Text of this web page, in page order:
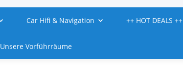
Car Hifi & Navigation ++ HOT DEALS ++
Unsere Vorführräume